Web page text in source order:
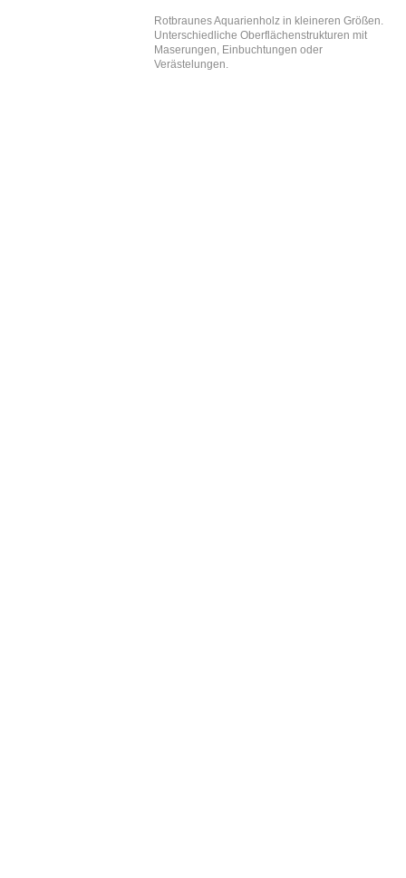
Rotbraunes Aquarienholz in kleineren Größen.
Unterschiedliche Oberflächenstrukturen mit
Maserungen, Einbuchtungen oder
Verästelungen.